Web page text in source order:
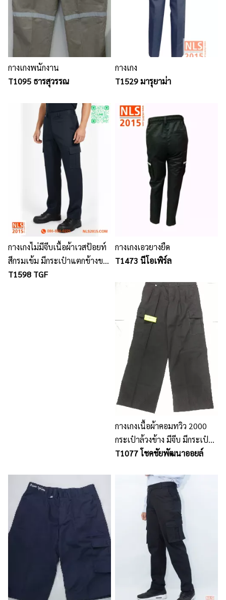
กางเกงพนักงาน
T1095 ธารสุวรรณ
กางเกง
T1529 มารุยาม่า
กางเกงไม่มีจีบเนื้อผ้าเวสป้อยท์
สีกรมเข้ม มีกระเป๋าแตกข้างขา
กระเป๋าเจาะหลัง 2 ใบ
T1598 TGF
กางเกงเอวยางยืด
T1473 นีโอเพิร์ล
กางเกงเนื้อผ้าคอมทวิว 2000
กระเป๋าล้วงข้าง มีจีบ มีกระเป๋า
หลัง 1 ใบ มีกระเป๋าปะข้างขา
T1077 โชคชัยพัฒนาออยล์